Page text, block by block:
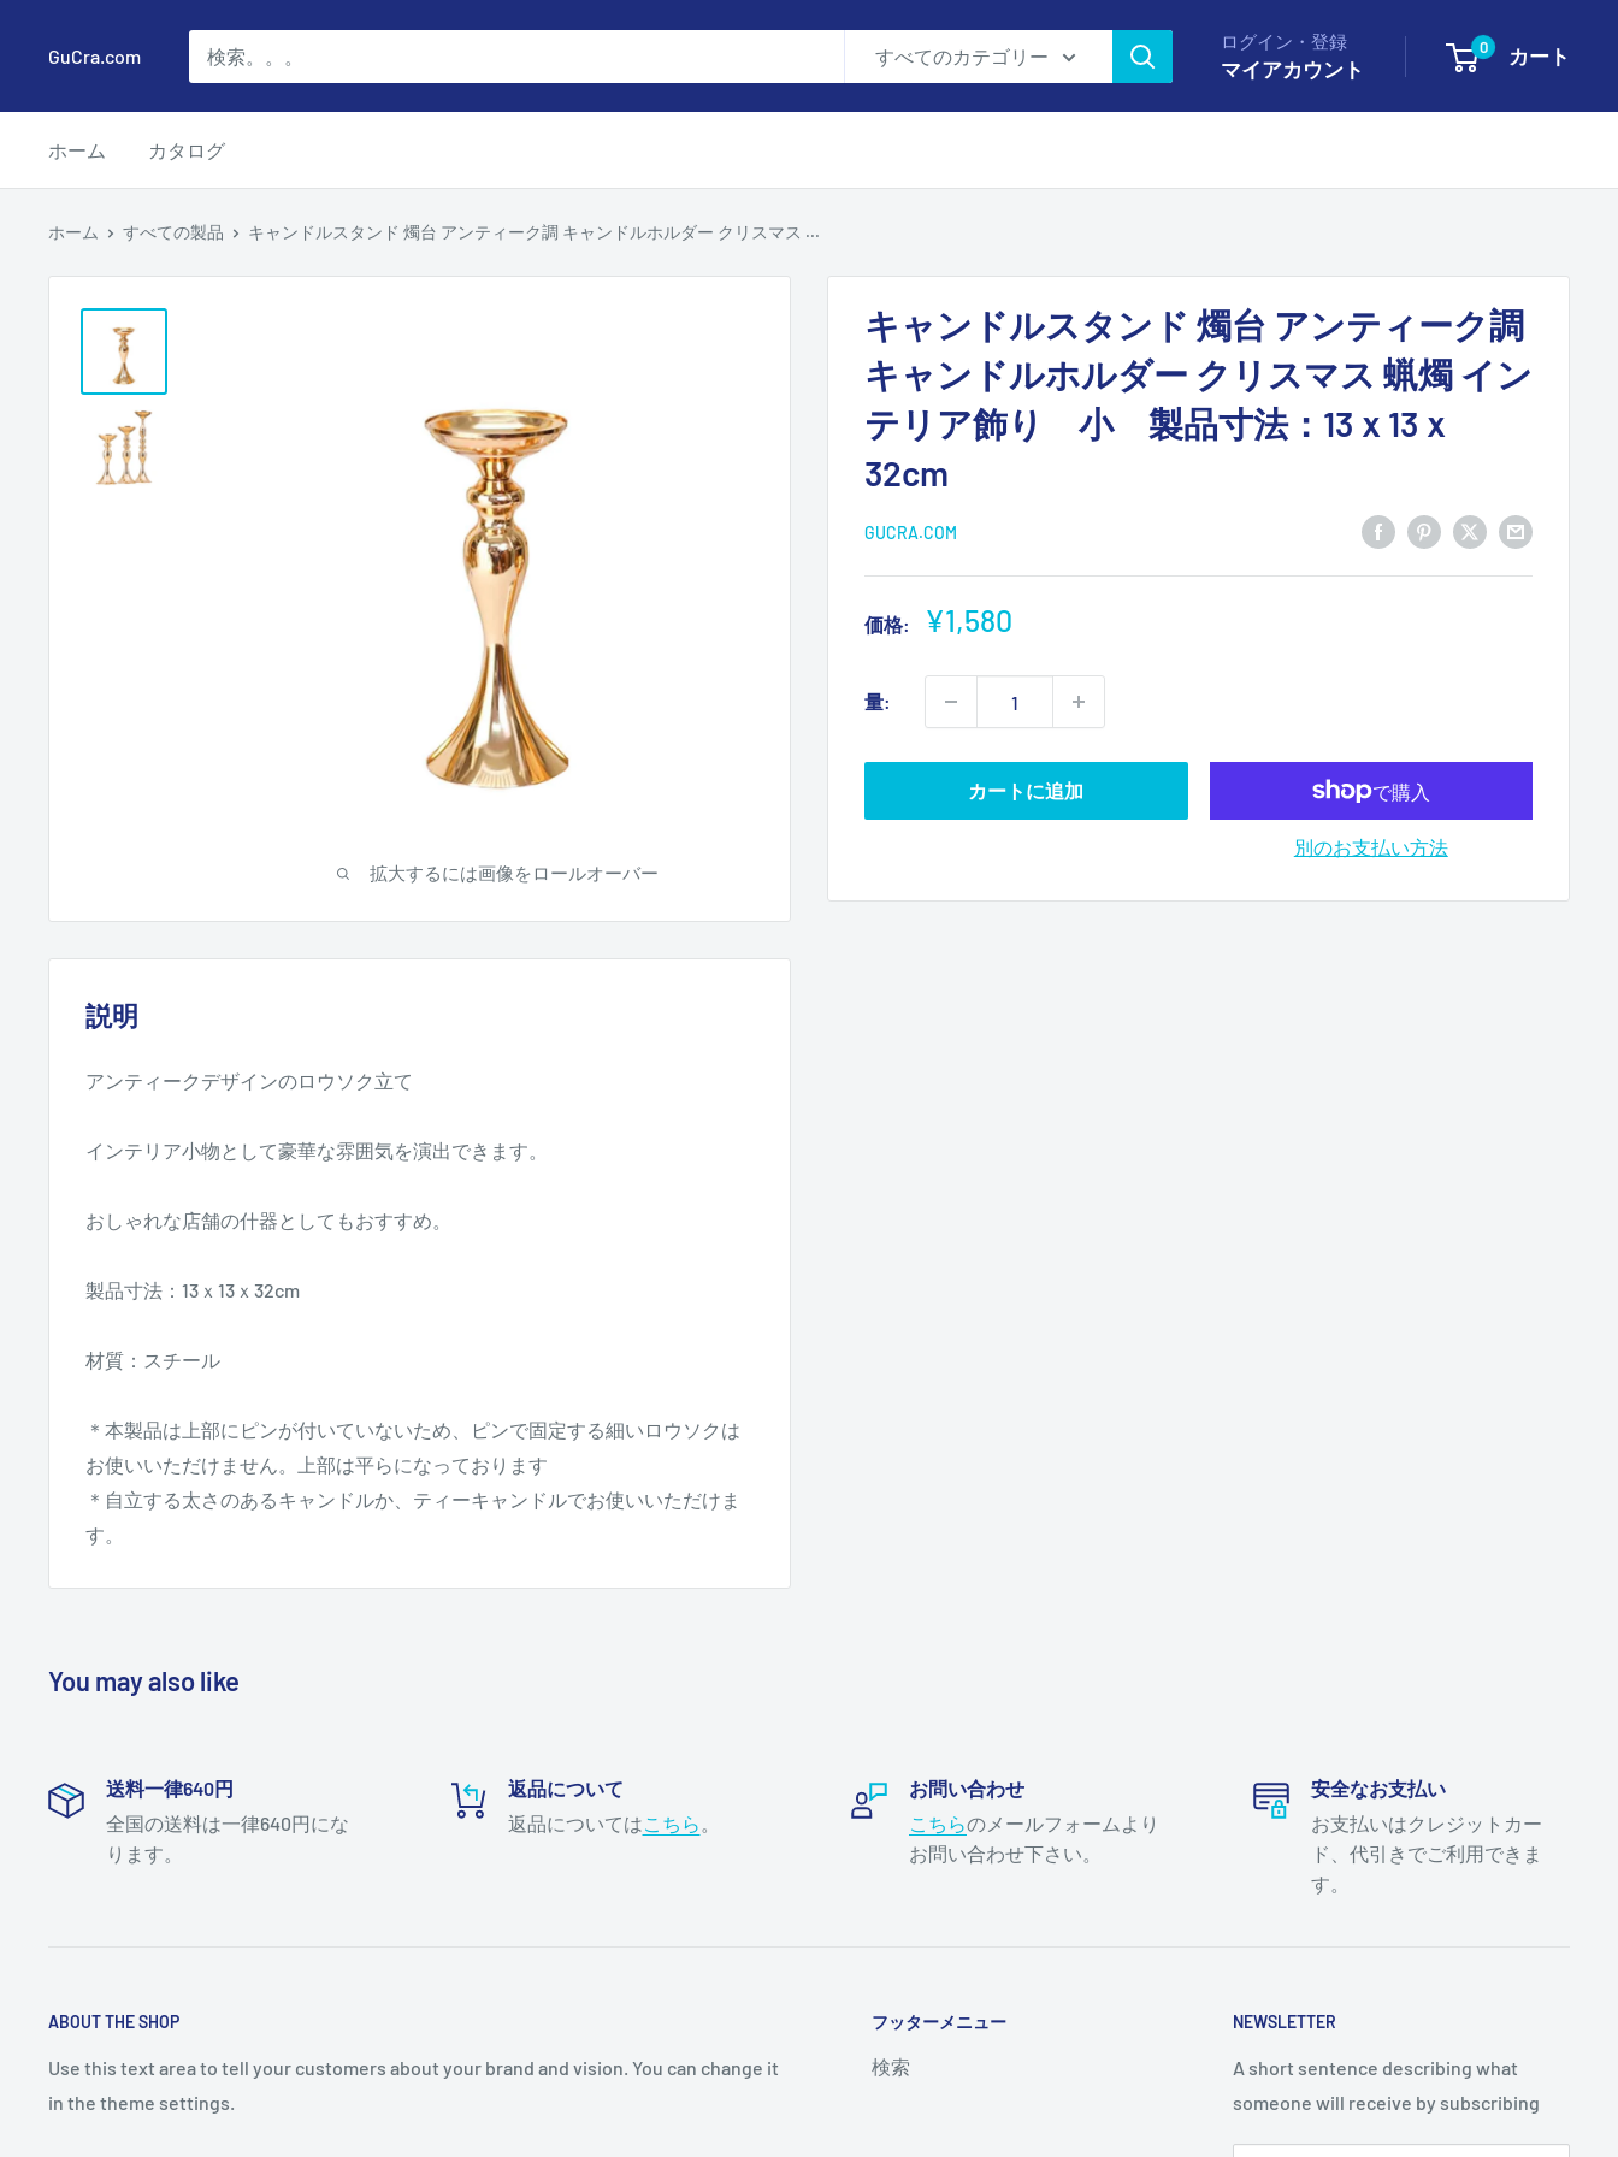
に
GuCra.com すべてのカテゴリー
ログイン・登録
マイアカウント
0 カート
ホーム カタログ
ホーム すべての製品 キャンドルスタンド 燭台 アンティーク調 キャンドルホルダー クリスマス ...
拡大するには画像をロールオーバー
キャンドルスタンド 燭台 アンティーク調
キャンドルホルダー クリスマス 蝋燭 イン
テリア飾り 小 製品寸法：13ｘ13ｘ
32cm
GUCRA.COM
価格:
販
価
格
¥1,580
量:
カートに追加
別のお支払い方法
説明
アンティークデザインのロウソク立て
インテリア小物として豪華な雰囲気を演出できます。
おしゃれな店舗の什器としてもおすすめ。
製品寸法：13ｘ13ｘ32cm
材質：スチール
＊本製品は上部にピンが付いていないため、ピンで固定する細いロウソクは
お使いいただけません。上部は平らになっております
＊自立する太さのあるキャンドルか、ティーキャンドルでお使いいただけま
す。
You may also like
送料一律640円
全国の送料は一律640円にな
ります。
返品について
返品についてはこちら 。
お問い合わせ
こちらのメールフォームより
お問い合わせ下さい。
安全なお支払い
お支払いはクレジットカー
ド、代引きでご利用できま
す。
ABOUT THE SHOP
Use this text area to tell your customers about your brand and vision. You can change it
in the theme settings.
フッターメニュー
検索
NEWSLETTER
A short sentence describing what
someone will receive by subscribing